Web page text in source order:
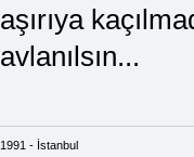
aşırıya
avlanılsın...
1991 - İstanbul